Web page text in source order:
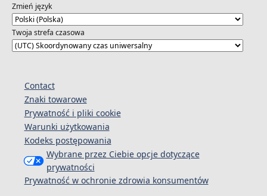
Zmień język
Twoja strefa czasowa
Contact
Znaki towarowe
Prywatność i pliki cookie
Warunki użytkowania
Kodeks postępowania
Wybrane przez Ciebie opcje dotyczące
prywatności
Prywatność w ochronie zdrowia konsumentów